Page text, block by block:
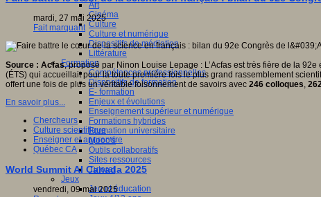
Art
Cinéma
Culture
Culture et numérique
Dispositifs de médiation
Littérature
Formation
Compétences professionnelles
Dispositifs de formation
E- formation
Enjeux et évolutions
Enseignement supérieur et numérique
Formations hybrides
Formation universitaire
Mooc’s
Outils collaboratifs
Sites ressources
Tutorat
Jeux
Jeu et éducation
mardi, 27 mai 2025
Fait marquant
Source : Acfas, proposé par Ninon Louise Lepage : L’Acfas est très fière de la
(ÉTS) qui accueillait pour la toute première fois le plus grand rassemblement
offert une fois de plus un véritable foisonnement de savoirs avec 246 colloques,
En savoir plus...
Chercheurs
Culture scientifique
Enseigner et apprendre
Québec CA
World Summit AI Canada 2025
vendredi, 09 mai 2025